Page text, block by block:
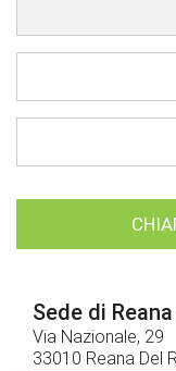
Sede di
Via Nazionale, 29
33010 Reana Del